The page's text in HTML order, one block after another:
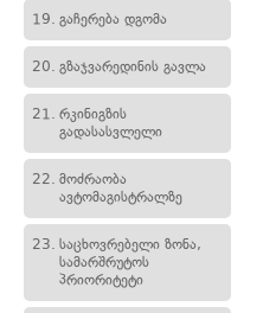
19. გაჩერება დგომა
20. გზაჯვარედინის გავლა
21. რკინიგზის
გადასასვლელი
22. მოძრაობა
ავტომაგისტრალზე
23. საცხოვრებელი ზონა,
სამარშრუტოს
პრიორიტეტი